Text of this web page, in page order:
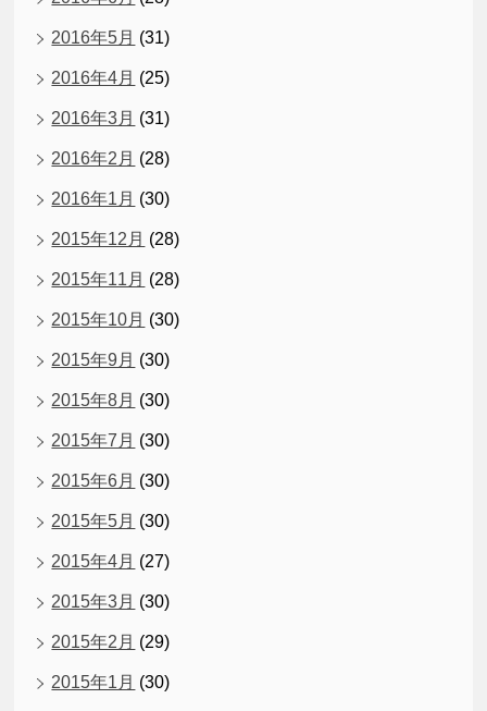
2016年5月 (31)
2016年4月 (25)
2016年3月 (31)
2016年2月 (28)
2016年1月 (30)
2015年12月 (28)
2015年11月 (28)
2015年10月 (30)
2015年9月 (30)
2015年8月 (30)
2015年7月 (30)
2015年6月 (30)
2015年5月 (30)
2015年4月 (27)
2015年3月 (30)
2015年2月 (29)
2015年1月 (30)